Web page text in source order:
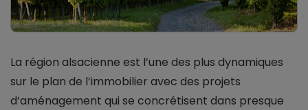
La région alsacienne est l’une des plus dynamiques
sur le plan de l’immobilier avec des projets
d’aménagement qui se concrétisent dans presque